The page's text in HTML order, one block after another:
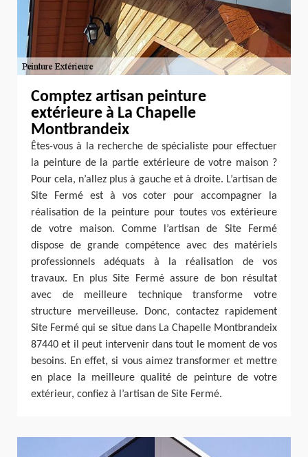
Comptez artisan peinture
extérieure à La Chapelle
Montbrandeix
Êtes-vous à la recherche de spécialiste pour effectuer
la peinture de la partie extérieure de votre maison ?
Pour cela, n’allez plus à gauche et à droite. L’artisan de
Site Fermé est à vos coter pour accompagner la
réalisation de la peinture pour toutes vos extérieure
de votre maison. Comme l’artisan de Site Fermé
dispose de grande compétence avec des matériels
professionnels adéquats à la réalisation de vos
travaux. En plus Site Fermé assure de bon résultat
avec de meilleure technique transforme votre
structure merveilleuse. Donc, contactez rapidement
Site Fermé qui se situe dans La Chapelle Montbrandeix
87440 et il peut intervenir dans tout le moment de vos
besoins. En effet, si vous aimez transformer et mettre
en place la meilleure qualité de peinture de votre
extérieur, confiez à l’artisan de Site Fermé.